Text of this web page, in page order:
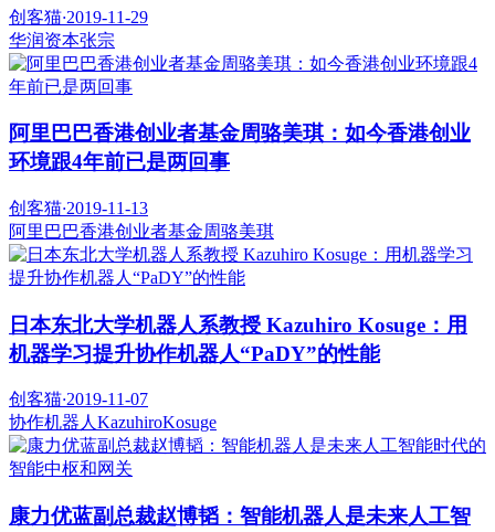
创客猫·2019-11-29
华润资本张宗
阿里巴巴香港创业者基金周骆美琪：如今香港创业
环境跟4年前已是两回事
创客猫·2019-11-13
阿里巴巴香港创业者基金周骆美琪
日本东北大学机器人系教授 Kazuhiro Kosuge：用
机器学习提升协作机器人“PaDY”的性能
创客猫·2019-11-07
协作机器人 KazuhiroKosuge
康力优蓝副总裁赵博韬：智能机器人是未来人工智